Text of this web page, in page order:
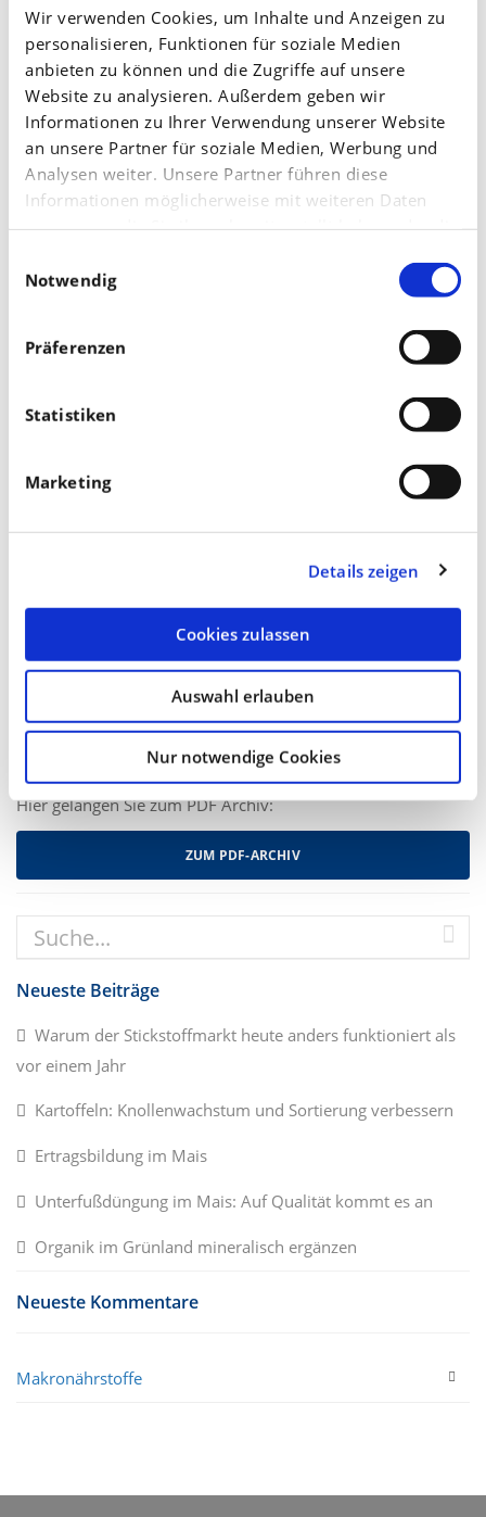
Wir verwenden Cookies, um Inhalte und Anzeigen zu
personalisieren, Funktionen für soziale Medien
anbieten zu können und die Zugriffe auf unsere
Website zu analysieren. Außerdem geben wir
Informationen zu Ihrer Verwendung unserer Website
an unsere Partner für soziale Medien, Werbung und
Analysen weiter. Unsere Partner führen diese
Informationen möglicherweise mit weiteren Daten
zusammen, die Sie ihnen bereitgestellt haben oder die
haben.
Notwendig
Präferenzen
Statistiken
Marketing
Details zeigen
Cookies zulassen
Auswahl erlauben
Nur notwendige Cookies
bei Beständen auf, die lediglich eine Stickstoffgabe
im Frühjahr erhalten haben, oder bei Beständen,
die in niederschlagsreichen Gebieten stehen. Als
Abhilfe kann jetzt...
Weiterlesen
Wähle ein Thema/Jahr der Veröffentlichung:
Hier gelangen Sie zum PDF Archiv:
ZUM PDF-ARCHIV
Neueste Beiträge
Warum der Stickstoffmarkt heute anders funktioniert als
vor einem Jahr
Kartoffeln: Knollenwachstum und Sortierung verbessern
Ertragsbildung im Mais
Unterfußdüngung im Mais: Auf Qualität kommt es an
Organik im Grünland mineralisch ergänzen
Neueste Kommentare
Makronährstoffe